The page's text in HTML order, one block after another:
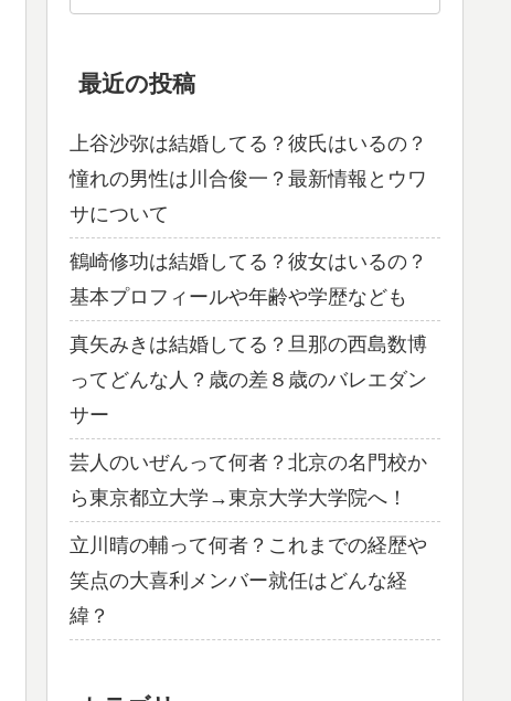
最近の投稿
上谷沙弥は結婚してる？彼氏はいるの？
憧れの男性は川合俊一？最新情報とウワ
サについて
鶴崎修功は結婚してる？彼女はいるの？
基本プロフィールや年齢や学歴なども
真矢みきは結婚してる？旦那の西島数博
ってどんな人？歳の差８歳のバレエダン
サー
芸人のいぜんって何者？北京の名門校か
ら東京都立大学→東京大学大学院へ！
立川晴の輔って何者？これまでの経歴や
笑点の大喜利メンバー就任はどんな経
緯？